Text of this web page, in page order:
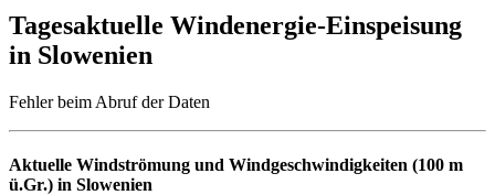
Tagesaktuelle Windenergie-Einspeisung
in Slowenien
Fehler beim Abruf der Daten
Aktuelle Windströmung und Windgeschwindigkeiten (100 m
ü.Gr.) in Slowenien